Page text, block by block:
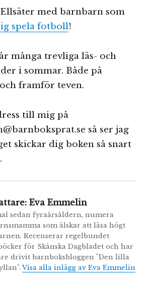
med barnbarn som
spela fotboll!
många trevliga läs- och
i sommar. Både på
framför teven.
till mig på
så ser jag
skickar dig boken så snart
Eva Emmelin
sedan fyraårsåldern, numera
som älskar att läsa högt
Recenserar regelbundet
för Skånska Dagbladet och har
drivit barnboksbloggen "Den lilla
Visa alla inlägg av Eva Emmelin